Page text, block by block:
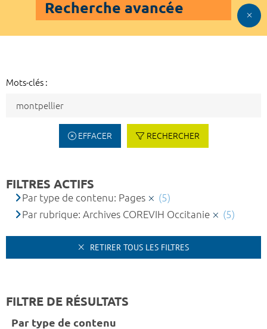
Recherche avancée
Mots-clés :
EFFACER RECHERCHER
FILTRES ACTIFS
Par type de contenu: Pages
(5)
Par rubrique: Archives COREVIH Occitanie
(5)
RETIRER TOUS LES FILTRES
FILTRE DE RÉSULTATS
Par type de contenu